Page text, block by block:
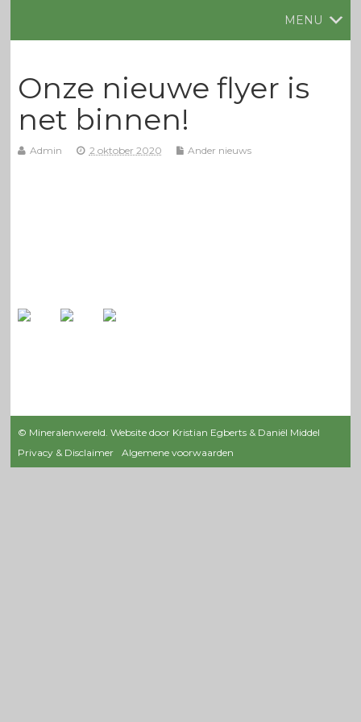
MENU
Onze nieuwe flyer is
net binnen!
Admin 2 oktober 2020 Ander nieuws
© Mineralenwereld. Website door Kristian Egberts & Daniël Middel
Privacy & Disclaimer
Algemene voorwaarden